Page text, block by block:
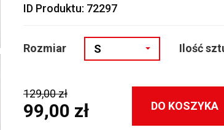
ID Produktu: 72297
Rozmiar S Ilość
129,00 zł
99,00 zł DO KOSZYKA